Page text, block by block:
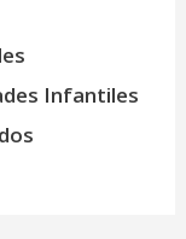
Infantiles